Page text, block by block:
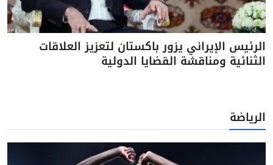
الرئيس الإيراني يزور باكستان لتعزيز العلاقات
الثنائية ومناقشة القضايا الدولية
الرياضة